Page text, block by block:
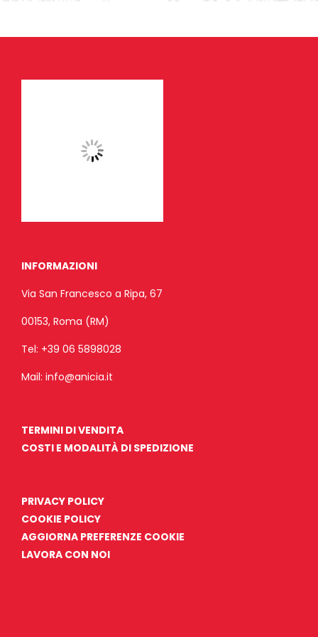
INFORMAZIONI
Via San Francesco a Ripa, 67
00153, Roma (RM)
Tel: +39 06 5898028
Mail: info@anicia.it
TERMINI DI VENDITA
COSTI E MODALITÀ DI SPEDIZIONE
PRIVACY POLICY
COOKIE POLICY
AGGIORNA PREFERENZE COOKIE
LAVORA CON NOI